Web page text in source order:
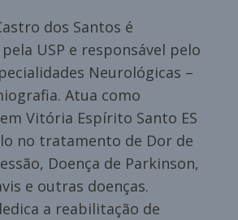
dos Santos é
USP e responsável pelo
Neurológicas –
Atua como
Vitória Espírito Santo ES
no tratamento de Dor de
Doença de Parkinson,
e outras doenças.
a reabilitação de